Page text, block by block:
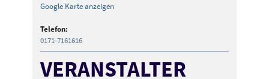
Google Karte anzeigen
Telefon:
0171-7161616
VERANSTALTER